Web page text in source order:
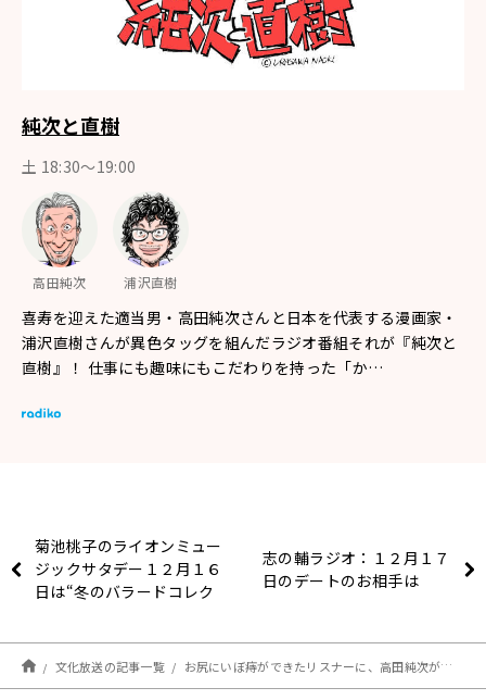
純次と直樹
土 18:30〜19:00
高田純次 浦沢直樹
喜寿を迎えた適当男・高田純次さんと日本を代表する漫画家・
浦沢直樹さんが異色タッグを組んだラジオ番組それが『純次と
直樹』！ 仕事にも趣味にもこだわりを持った「か…
菊池桃子のライオンミュー
ジックサタデー１２月１６
日は“冬のバラードコレク
志の輔ラジオ：１２月１７
日のデートのお相手は
文化放送の記事一覧 お尻にいぼ痔ができたリスナーに、高田純次がアドバイス